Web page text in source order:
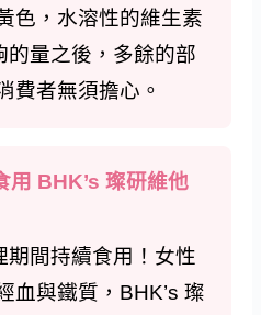
色，水溶性的維生素
的量之後，多餘的部
費者無須擔心。
用 BHK’s 璨研維他
期間持續食用！女性
血與鐵質，BHK’s 璨